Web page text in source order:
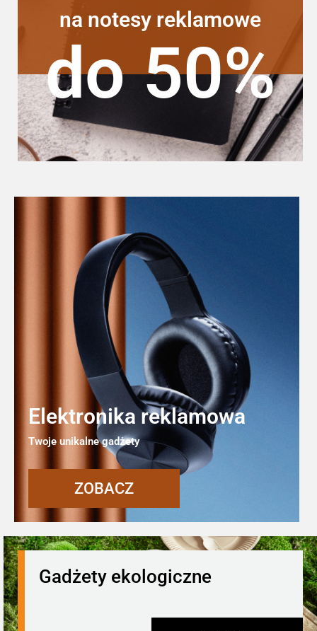
na notesy reklamowe
do 50%
Elektronika reklamowa
Twoje unikalne gadżety
ZOBACZ
Gadżety ekologiczne